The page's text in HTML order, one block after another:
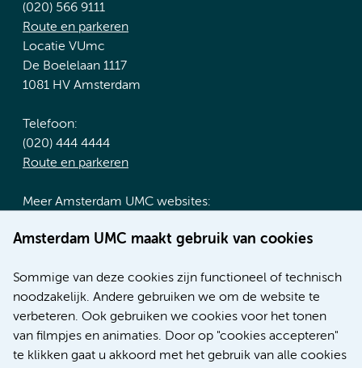
Amsterdam UMC maakt gebruik van cookies
Sommige van deze cookies zijn functioneel of technisch
noodzakelijk. Andere gebruiken we om de website te
verbeteren. Ook gebruiken we cookies voor het tonen
van filmpjes en animaties. Door op "cookies accepteren"
te klikken gaat u akkoord met het gebruik van alle cookies
(020) 566 9111
Route en parkeren
Locatie VUmc
De Boelelaan 1117
1081 HV Amsterdam
Telefoon:
(020) 444 4444
Route en parkeren
Meer Amsterdam UMC websites:
Werken bij Amsterdam UMC
Nieuws
Research
Educatie locatie AMC
Educatie locatie VUmc